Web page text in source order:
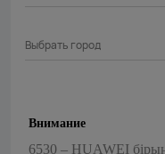
Выбрать город
Внимание
6530 – HUAWEI